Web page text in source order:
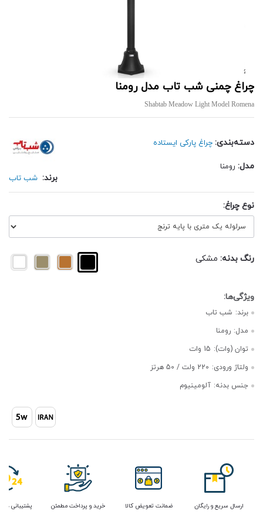
چراغ چمنی شب تاب مدل رومنا
Shabtab Meadow Light Model Romena
دسته‌بندی: چراغ پارکی ایستاده
مدل: رومنا
برند: شب تاب
نوع چراغ:
رنگ بدنه: مشکی
برند: شب تاب
مدل: رومنا
توان (وات): 15 وات
ولتاژ ورودی: 220 ولت / 50 هرتز
جنس بدنه: آلومینیوم
ارسال سریع و رایگان ضمانت تعویض کالا خرید و پرداخت مطمئن پشتیبانی